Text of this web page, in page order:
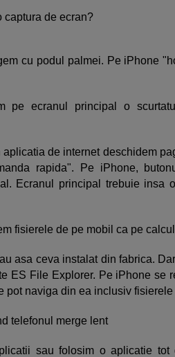
captura de ecran?
cu podul palmei. Pe iPhone
pe ecranul principal o
aplicatia de internet deschidem
rapida". Pe iPhone,
Ecranul principal trebuie insa
fisierele de pe mobil ca pe
asa ceva instalat din fabrica.
ES File Explorer. Pe iPhone se
pot naviga din ea inclusiv
telefonul merge lent
sau folosim o aplicatie